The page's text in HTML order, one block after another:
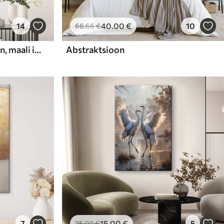
14
Abstraktne kompositsioon, maali imitatsioon
66.66€40.00€ 10
Abstraktsioon